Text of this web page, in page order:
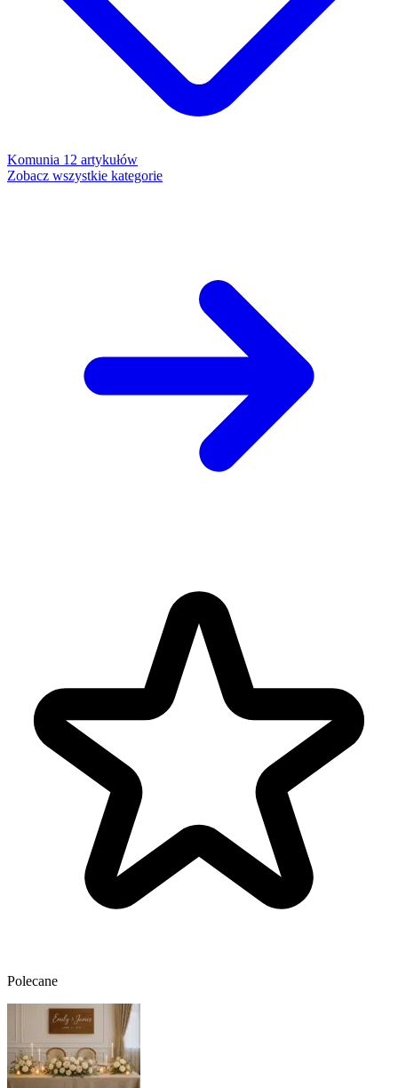
Komunia 12 artykułów
Zobacz wszystkie kategorie
Polecane